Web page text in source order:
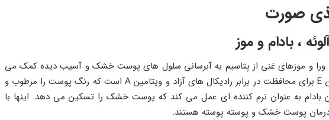
، بادام و موز
ورا و موزهای غنی از پتاسیم به آبرسانی سلول های پوست خشک و آسیب دیده کمک می
کند. موز دارای ویتامین E برای محافظت در برابر رادیکال های آزاد و ویتامین A است که رنگ پوست را مرطوب و
به عنوان نرم کننده ای عمل می کند که پوست خشک را تسکین می دهد. اینها با
درمان پوست خشک و پوسته پوسته هستند.